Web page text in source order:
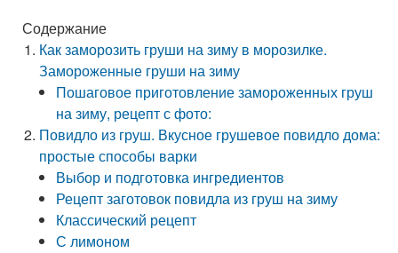
Содержание
Как заморозить груши на зиму в морозилке.
Замороженные груши на зиму
Пошаговое приготовление замороженных груш
на зиму, рецепт с фото:
Повидло из груш. Вкусное грушевое повидло дома:
простые способы варки
Выбор и подготовка ингредиентов
Рецепт заготовок повидла из груш на зиму
Классический рецепт
С лимоном